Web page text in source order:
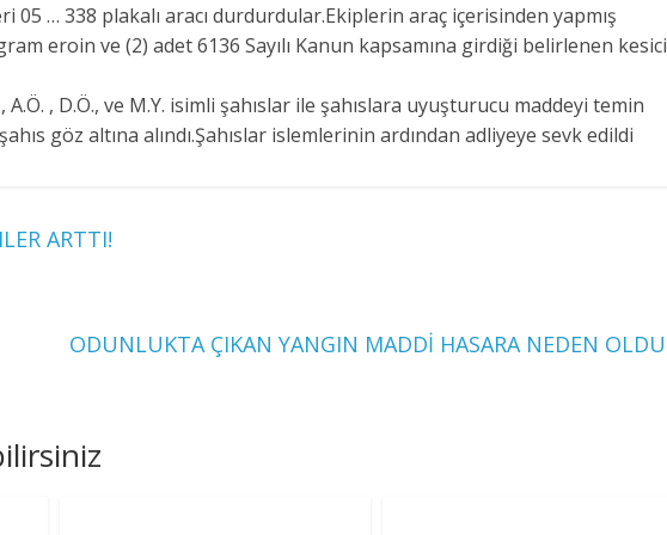
… 338 plakalı aracı durdurdular.Ekiplerin araç içerisinden yapmış
eroin ve (2) adet 6136 Sayılı Kanun kapsamına girdiği belirlenen kesici
, D.Ö., ve M.Y. isimli şahıslar ile şahıslara uyuşturucu maddeyi temin
göz altına alındı.Şahıslar islemlerinin ardından adliyeye sevk edildi
ARTTI!
ODUNLUKTA ÇIKAN YANGIN MADDİ HASARA NEDEN OLDU